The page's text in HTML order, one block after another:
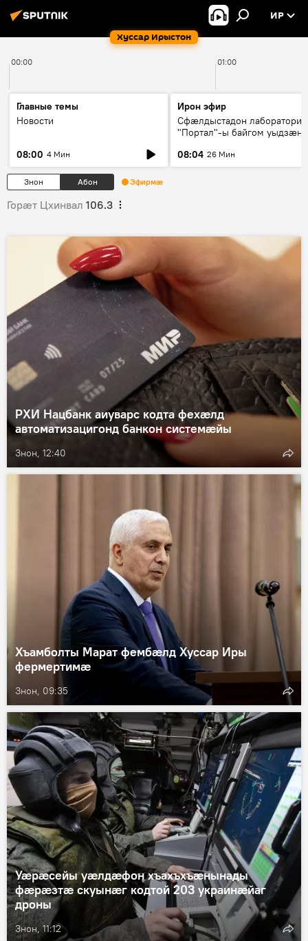
Хуссар Ирыстон
ИР
00:00 01:00
Главные темы
Новости
08:00 4 Мин
Ирон эфир
Сфæлдыстадон лаборатори
"Портал"-ы байгом уыдзæн
Æхсары куыстыты равдыст
08:04 26 Мин
Знон Абон Эфирмæ
Горӕт Цхинвал 106.3
РХИ Нацбанк аиуварс кодта фехæлд
автоматизацигонд банкон системæйы
Знон, 12:40
Хъамболты Марат фембӕлд Хуссар Иры
фермертимӕ
Знон, 09:35
Уӕрӕсейы уӕлдӕфон хъахъхъӕнынады
фӕрӕзтӕ скуынӕг кодтой 203 украинӕйаг
дроны
Знон, 11:12